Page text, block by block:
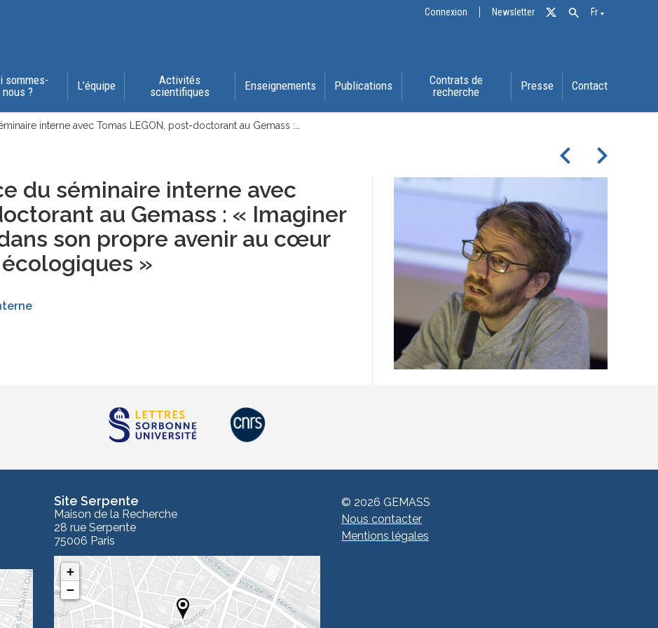
Connexion Newsletter Fr
sommes-
nous ?
L’équipe
Activités
scientifiques
Enseignements Publications
Contrats de
recherche
Presse Contact
interne avec Tomas LEGON, post-doctorant au Gemass :…
navigate_before navigate_next
du séminaire interne avec
au Gemass : « Imaginer
son propre avenir au cœur
»
Site Serpente
Maison de la Recherche
28 rue Serpente
75006 Paris
+
−
© 2026 GEMASS
Nous contacter
Mentions légales